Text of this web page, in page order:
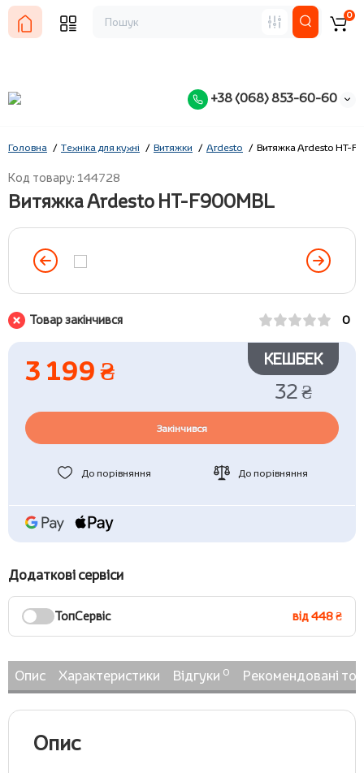
+38 (068) 853-60-60
0
Головна Техніка для кухні Витяжки Ardesto Витяжка Ardesto HT-
Код товару: 144728
Витяжка Ardesto HT-F900MBL
Товар закінчився 0
3 199 ₴ КЕШБЕК
32 ₴
Закінчився
До порівняння До порівняння
Додаткові сервіси
ТопСервіс від 448 ₴
Опис Характеристики Відгуки 0 Рекомендовані
Опис